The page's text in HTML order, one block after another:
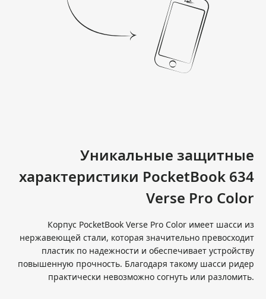
Уникальные защитные
характеристики PocketBook 634
Verse Pro Color
Корпус PocketBook Verse Pro Color имеет шасси из
нержавеющей стали, которая значительно превосходит
пластик по надежности и обеспечивает устройству
повышенную прочность. Благодаря такому шасси ридер
практически невозможно согнуть или разломить.